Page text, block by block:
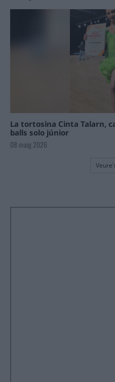
La tortosina Cinta Talarn,
balls solo júnior
08 maig 2026